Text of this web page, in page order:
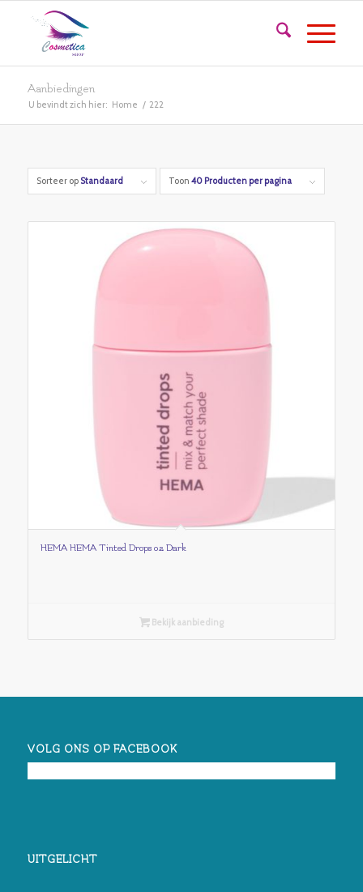
Aanbiedingen
U bevindt zich hier: Home / 222
Sorteer op Standaard Toon 40 Producten per pagina
HEMA HEMA Tinted Drops 02 Dark
Bekijk aanbieding
VOLG ONS OP FACEBOOK
UITGELICHT